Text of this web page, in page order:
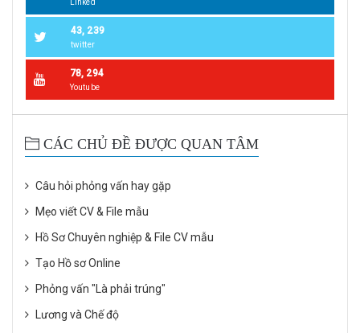
Linked
43, 239
twitter
78, 294
Youtube
CÁC CHỦ ĐỀ ĐƯỢC QUAN TÂM
Câu hỏi phỏng vấn hay gặp
Mẹo viết CV & File mẫu
Hồ Sơ Chuyên nghiệp & File CV mẫu
Tạo Hồ sơ Online
Phỏng vấn "Là phải trúng"
Lương và Chế độ